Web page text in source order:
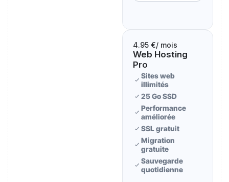
4.95 €/ mois
Web Hosting
Pro
Sites web
illimités
25 Go SSD
Performance
améliorée
SSL gratuit
Migration
gratuite
Sauvegarde
quotidienne